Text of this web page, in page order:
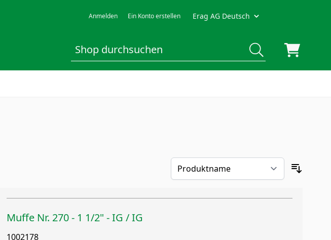
Anmelden Ein Konto erstellen Erag AG Deutsch
Muffe Nr. 270 - 1 1/2" - IG / IG
1002178